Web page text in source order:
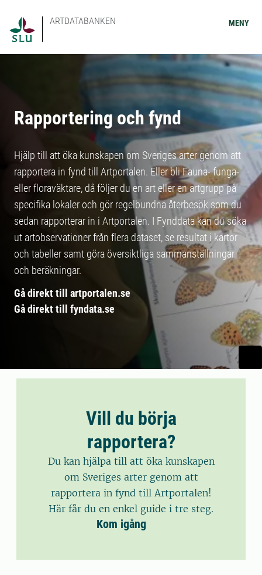
ARTDATABANKEN MENY
Rapportering och fynd
Hjälp till att öka kunskapen om Sveriges arter genom att
rapportera in fynd till Artportalen. Eller bli Fauna- funga-
eller floraväktare, då följer du en art eller en artgrupp på
specifika lokaler och gör regelbundna återbesök som du
sedan rapporterar in i Artportalen. I Fynddata kan du söka
ut artobservationer från flera dataset, se resultat i kartor
och tabeller samt göra översiktliga sammanställningar
och beräkningar.
Gå direkt till artportalen.se
Gå direkt till fyndata.se
Vill du börja
rapportera?
Du kan hjälpa till att öka kunskapen
om Sveriges arter genom att
rapportera in fynd till Artportalen!
Här får du en enkel guide i tre steg.
Kom igång